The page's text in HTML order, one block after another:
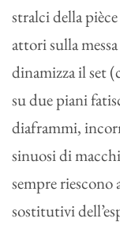
stralci della
attori sulla
dinamizza il set
su due piani
diaframmi,
sinuosi di
sempre riescono
sostitutivi